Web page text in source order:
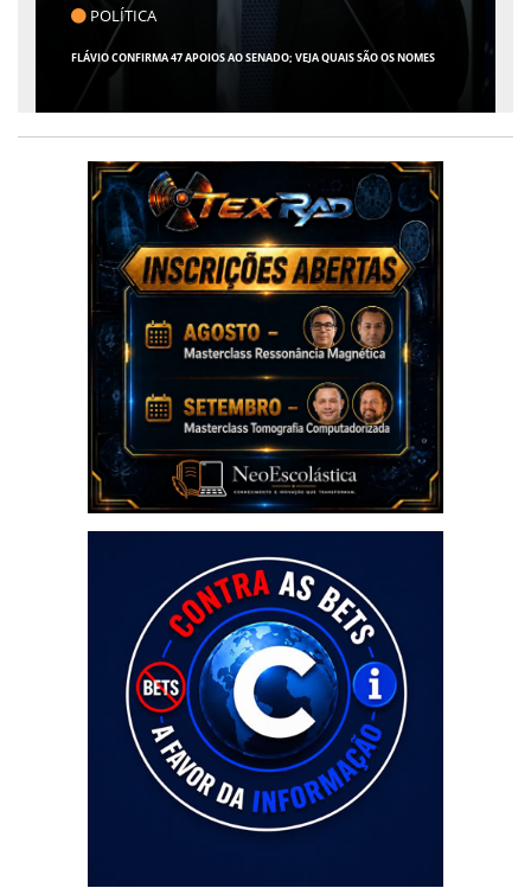
SÃO OS NOMES
CLICK INDICA
GIRO POR SERGIPE, BRASIL E MUNDO - 07 DE AGOSTO